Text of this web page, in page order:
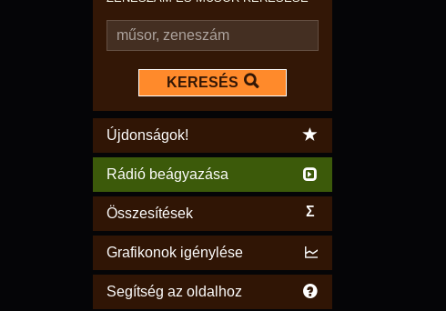
KERESÉS
Újdonságok!
Rádió beágyazása
Összesítések Σ
Grafikonok igénylése
Segítség az oldalhoz